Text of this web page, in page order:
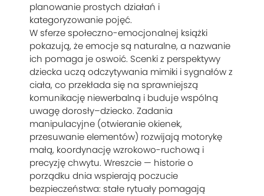
planowanie prostych działań i
kategoryzowanie pojęć.
W sferze społeczno-emocjonalnej książki
pokazują, że emocje są naturalne, a nazwanie
ich pomaga je oswoić. Scenki z perspektywy
dziecka uczą odczytywania mimiki i sygnałów z
ciała, co przekłada się na sprawniejszą
komunikację niewerbalną i buduje wspólną
uwagę dorosły–dziecko. Zadania
manipulacyjne (otwieranie okienek,
przesuwanie elementów) rozwijają motorykę
małą, koordynację wzrokowo-ruchową i
precyzję chwytu. Wreszcie — historie o
porządku dnia wspierają poczucie
bezpieczeństwa: stałe rytuały pomagają